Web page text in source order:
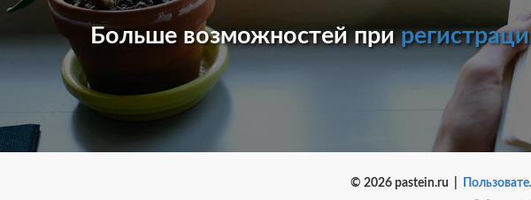
Больше возможностей при
© 2026 pastein.ru |